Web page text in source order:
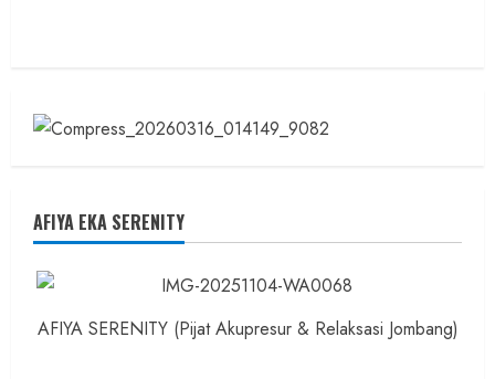
AFIYA EKA SERENITY
AFIYA SERENITY (Pijat Akupresur & Relaksasi Jombang)